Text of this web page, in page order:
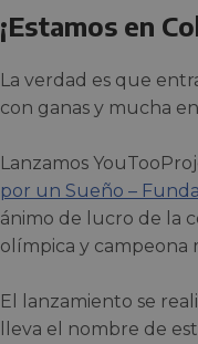
¡Estamos en
La verdad es que
con ganas y mucha
Lanzamos
por un Sueño –
ánimo de lucro de la
olímpica y campeona
El lanzamiento se
lleva el nombre de